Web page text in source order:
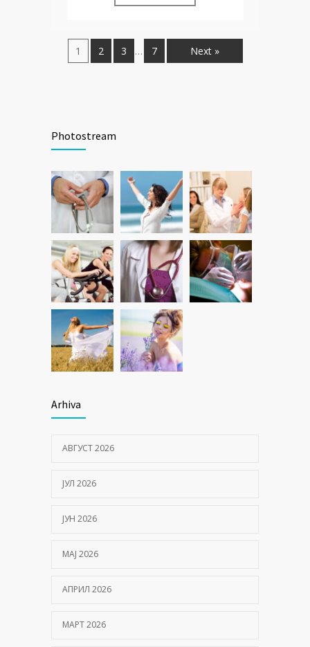
1 2 3 … 7 Next »
Photostream
Arhiva
АВГУСТ 2026
ЈУЛ 2026
ЈУН 2026
МАЈ 2026
АПРИЛ 2026
МАРТ 2026